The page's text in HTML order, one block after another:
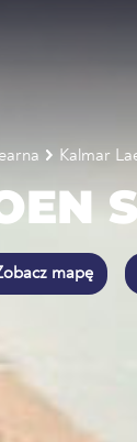
Kalmar
mapę